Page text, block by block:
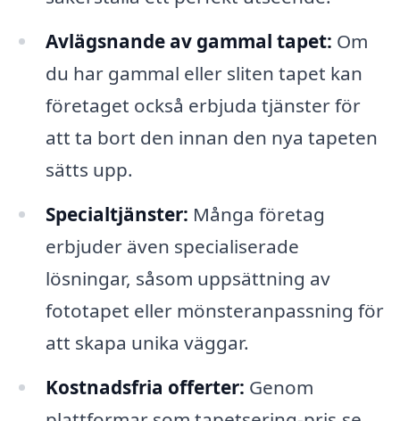
Avlägsnande av gammal tapet: Om
du har gammal eller sliten tapet kan
företaget också erbjuda tjänster för
att ta bort den innan den nya tapeten
sätts upp.
Specialtjänster: Många företag
erbjuder även specialiserade
lösningar, såsom uppsättning av
fototapet eller mönsteranpassning för
att skapa unika väggar.
Kostnadsfria offerter: Genom